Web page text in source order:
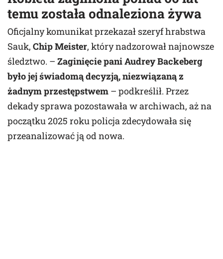
temu została odnaleziona żywa
Oficjalny komunikat przekazał szeryf hrabstwa
Sauk, Chip Meister, który nadzorował najnowsze
śledztwo. – Zaginięcie pani Audrey Backeberg
było jej świadomą decyzją, niezwiązaną z
żadnym przestępstwem – podkreślił. Przez
dekady sprawa pozostawała w archiwach, aż na
początku 2025 roku policja zdecydowała się
przeanalizować ją od nowa.